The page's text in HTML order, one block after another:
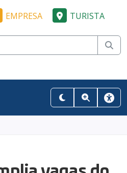
EMPRESA TURISTA